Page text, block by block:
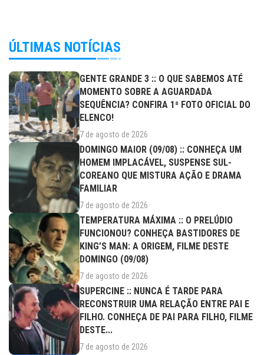
ÚLTIMAS NOTÍCIAS
GENTE GRANDE 3 :: O QUE SABEMOS ATÉ
MOMENTO SOBRE A AGUARDADA
SEQUÊNCIA? CONFIRA 1ª FOTO OFICIAL DO
ELENCO!
7 de agosto de 2026
DOMINGO MAIOR (09/08) :: CONHEÇA UM
HOMEM IMPLACÁVEL, SUSPENSE SUL-
COREANO QUE MISTURA AÇÃO E DRAMA
FAMILIAR
7 de agosto de 2026
TEMPERATURA MÁXIMA :: O PRELÚDIO
FUNCIONOU? CONHEÇA BASTIDORES DE
KING’S MAN: A ORIGEM, FILME DESTE
DOMINGO (09/08)
7 de agosto de 2026
SUPERCINE :: NUNCA É TARDE PARA
RECONSTRUIR UMA RELAÇÃO ENTRE PAI E
FILHO. CONHEÇA DE PAI PARA FILHO, FILME
DESTE...
7 de agosto de 2026